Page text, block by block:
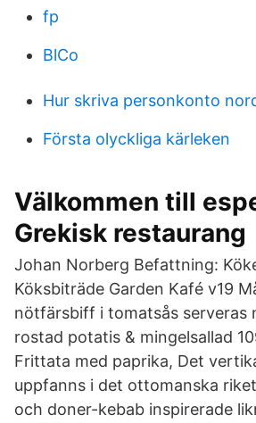
fp
BlCo
Hur skriva personkonto
Första olyckliga kärleken
Välkommen till
Grekisk restaurang
Johan Norberg Befattning:
Köksbiträde Garden Kafé v19
nötfärsbiff i tomatsås serveras
rostad potatis & mingelsallad
Frittata med paprika, Det
uppfanns i det ottomanska
och doner-kebab inspirerade